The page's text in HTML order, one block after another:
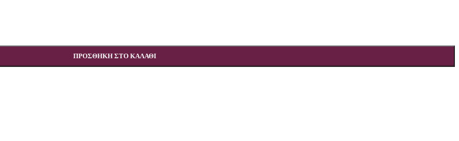
ΠΡΟΣΘΉΚΗ ΣΤΟ ΚΑΛΆΘΙ